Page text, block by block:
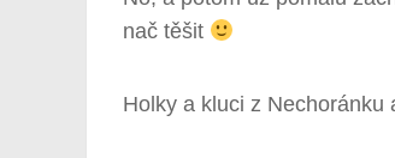
nač těšit
Holky a kluci z Nechoránku